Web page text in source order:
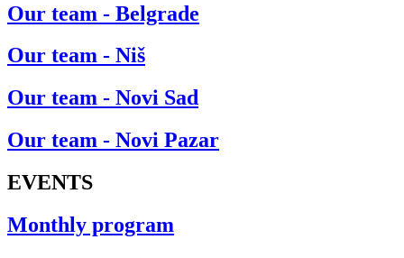
Our team - Belgrade
Our team - Niš
Our team - Novi Sad
Our team - Novi Pazar
EVENTS
Monthly program